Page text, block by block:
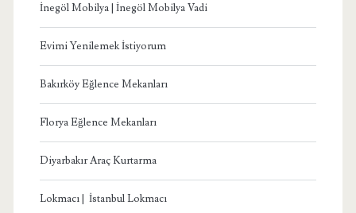
İnegöl Mobilya | İnegöl Mobilya Vadi
Evimi Yenilemek İstiyorum
Bakırköy Eğlence Mekanları
Florya Eğlence Mekanları
Diyarbakır Araç Kurtarma
Lokmacı | İstanbul Lokmacı